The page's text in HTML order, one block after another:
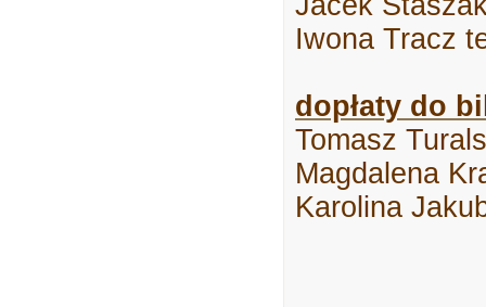
Iwona Tracz
dopłaty do
Tomasz
Magdalena
Karolina